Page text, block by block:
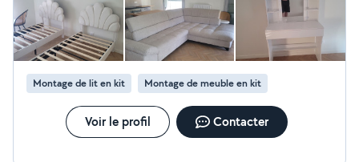
Montage de lit en kit Montage de meuble en kit
Voir le profil Contacter